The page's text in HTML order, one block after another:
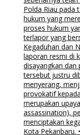
Polda Riau pada
hukum yang
proses hukum
terlapor yang
Kegaduhan dan
laporan resmi di
disayangkan
tersebut justru
menyerang,
provokatif
merupakan
assassination),
menciptakan
Kota Pekanbaru.